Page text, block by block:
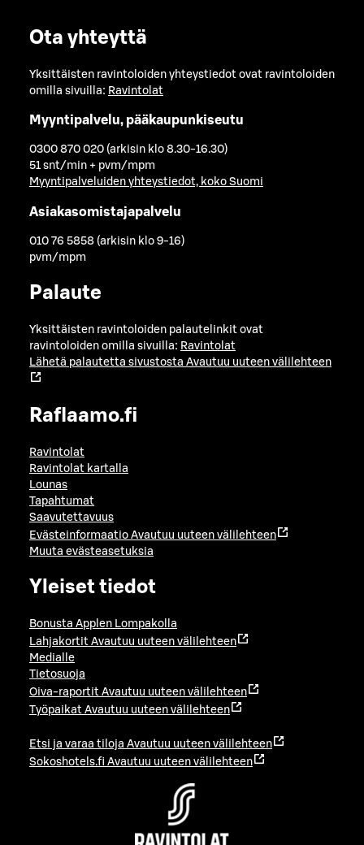
Ota yhteyttä
Yksittäisten ravintoloiden yhteystiedot ovat ravintoloiden
omilla sivuilla: Ravintolat
Myyntipalvelu, pääkaupunkiseutu
0300 870 020 (arkisin klo 8.30-16.30)
51 snt/min + pvm/mpm
Myyntipalveluiden yhteystiedot, koko Suomi
Asiakasomistajapalvelu
010 76 5858 (arkisin klo 9-16)
pvm/mpm
Palaute
Yksittäisten ravintoloiden palautelinkit ovat
ravintoloiden omilla sivuilla: Ravintolat
Lähetä palautetta sivustosta Avautuu uuteen välilehteen
Raflaamo.fi
Ravintolat
Ravintolat kartalla
Lounas
Tapahtumat
Saavutettavuus
Evästeinformaatio Avautuu uuteen välilehteen
Muuta evästeasetuksia
Yleiset tiedot
Bonusta Applen Lompakolla
Lahjakortit Avautuu uuteen välilehteen
Medialle
Tietosuoja
Oiva-raportit Avautuu uuteen välilehteen
Työpaikat Avautuu uuteen välilehteen
Etsi ja varaa tiloja Avautuu uuteen välilehteen
Sokoshotels.fi Avautuu uuteen välilehteen